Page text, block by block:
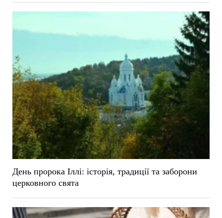
День пророка Іллі: історія, традиції та заборони
церковного свята